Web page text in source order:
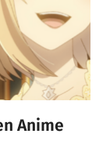
Anime